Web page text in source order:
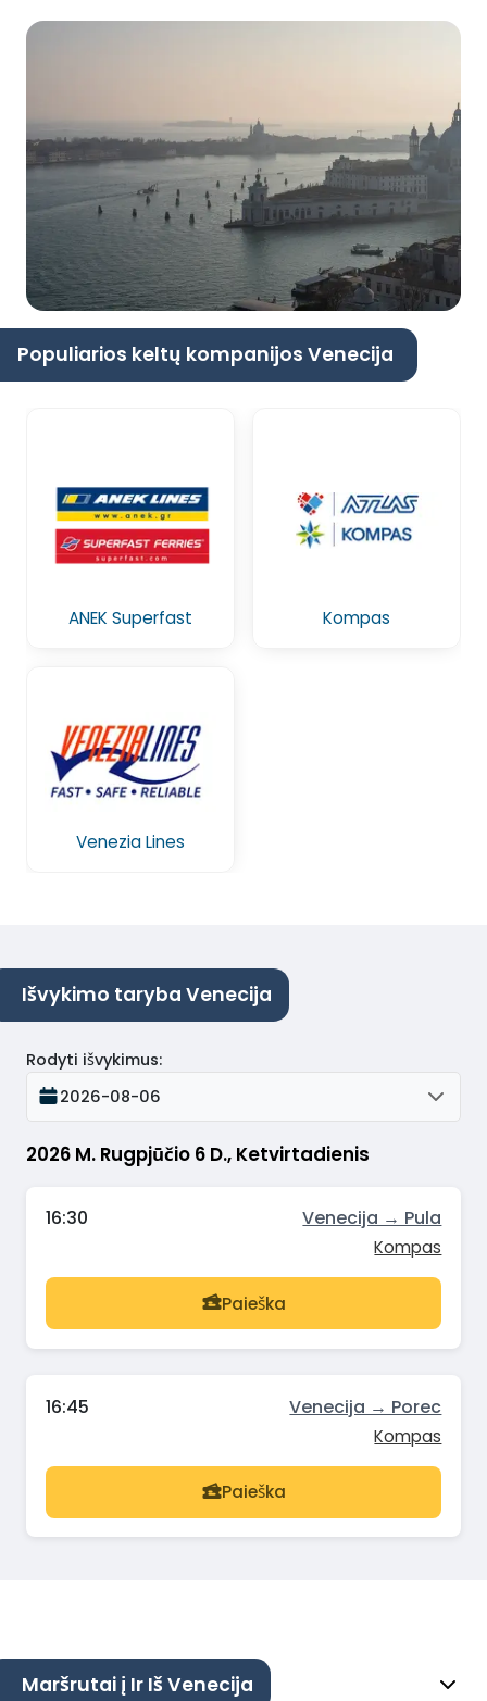
Populiarios keltų kompanijos Venecija
ANEK Superfast Kompas
Venezia Lines
Išvykimo taryba Venecija
2026 M. Rugpjūčio 6 D., Ketvirtadienis
Rodyti išvykimus:
2026-08-06
16:30 Venecija → Pula
Kompas
Paieška
16:45 Venecija → Porec
Kompas
Paieška
Maršrutai į Ir Iš Venecija